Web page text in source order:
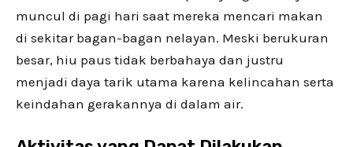
muncul di pagi hari saat mereka mencari makan
di sekitar bagan-bagan nelayan. Meski berukuran
besar, hiu paus tidak berbahaya dan justru
menjadi daya tarik utama karena kelincahan serta
keindahan gerakannya di dalam air.